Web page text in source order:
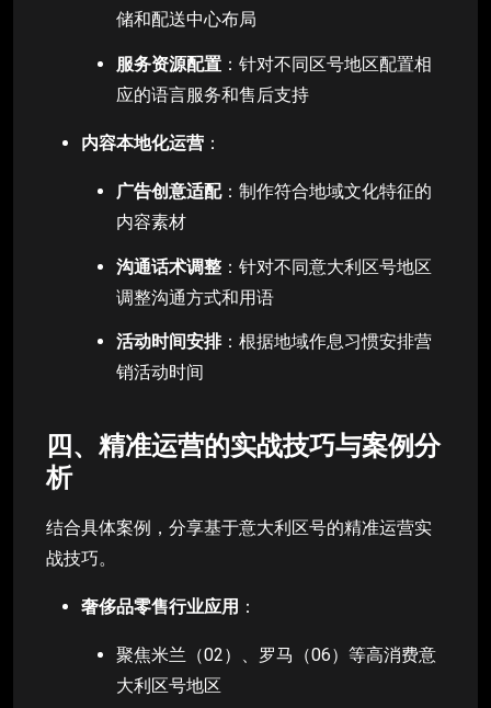
储和配送中心布局
服务资源配置 ：针对不同区号地区配置相
应的语言服务和售后支持
内容本地化运营 ：
广告创意适配：制作符合地域文化特征的
内容素材
沟通话术调整 ：针对不同意大利区号地区
调整沟通方式和用语
活动时间安排：根据地域作息习惯安排营
销活动时间
四、精准运营的实战技巧与案例分
析
结合具体案例，分享基于意大利区号的精准运营实
战技巧。
奢侈品零售行业应用 ：
聚焦米兰（02）、罗马（06）等高消费意
大利区号地区